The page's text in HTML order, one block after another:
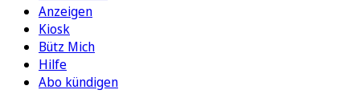
Anzeigen
Kiosk
Bütz Mich
Hilfe
Abo kündigen